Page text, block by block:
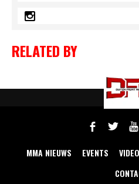
RELATED BY
MMA NIEUWS EVENTS